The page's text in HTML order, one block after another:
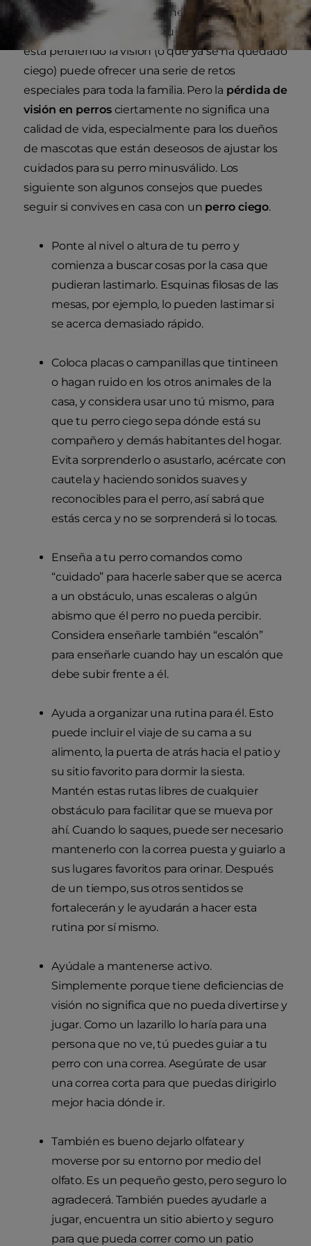
hacen mayores, por lo que necesitan un
“lazarillo” como nosotros. Cuidar a un perro que
está perdiendo la visión (o que ya se ha quedado
ciego) puede ofrecer una serie de retos
especiales para toda la familia. Pero la pérdida de
visión en perrosciertamente no significa una
calidad de vida, especialmente para los dueños
de mascotas que están deseosos de ajustar los
cuidados para su perro minusválido. Los
siguiente son algunos consejos que puedes
seguir si convives en casa con un perro ciego.
Ponte al nivel o altura de tu perro y
comienza a buscar cosas por la casa que
pudieran lastimarlo. Esquinas filosas de las
mesas, por ejemplo, lo pueden lastimar si
se acerca demasiado rápido.
Coloca placas o campanillas que tintineen
o hagan ruido en los otros animales de la
casa, y considera usar uno tú mismo, para
que tu perro ciego sepa dónde está su
compañero y demás habitantes del hogar.
Evita sorprenderlo o asustarlo, acércate con
cautela y haciendo sonidos suaves y
reconocibles para el perro, así sabrá que
estás cerca y no se sorprenderá si lo tocas.
Enseña a tu perro comandos como
“cuidado” para hacerle saber que se acerca
a un obstáculo, unas escaleras o algún
abismo que él perro no pueda percibir.
Considera enseñarle también “escalón”
para enseñarle cuando hay un escalón que
debe subir frente a él.
Ayuda a organizar una rutina para él. Esto
puede incluir el viaje de su cama a su
alimento, la puerta de atrás hacia el patio y
su sitio favorito para dormir la siesta.
Mantén estas rutas libres de cualquier
obstáculo para facilitar que se mueva por
ahí. Cuando lo saques, puede ser necesario
mantenerlo con la correa puesta y guiarlo a
sus lugares favoritos para orinar. Después
de un tiempo, sus otros sentidos se
fortalecerán y le ayudarán a hacer esta
rutina por sí mismo.
Ayúdale a mantenerse activo.
Simplemente porque tiene deficiencias de
visión no significa que no pueda divertirse y
jugar. Como un lazarillo lo haría para una
persona que no ve, tú puedes guiar a tu
perro con una correa. Asegúrate de usar
una correa corta para que puedas dirigirlo
mejor hacia dónde ir.
También es bueno dejarlo olfatear y
moverse por su entorno por medio del
olfato. Es un pequeño gesto, pero seguro lo
agradecerá. También puedes ayudarle a
jugar, encuentra un sitio abierto y seguro
para que pueda correr como un patio